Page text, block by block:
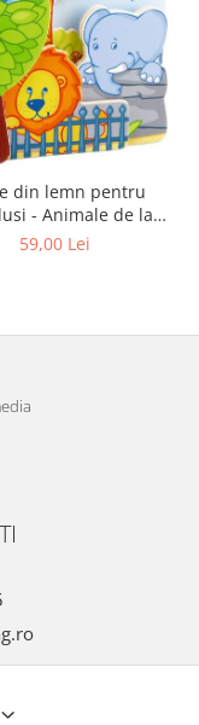
din lemn pentru
- Animale de la
zoo, Haba
59,00 Lei